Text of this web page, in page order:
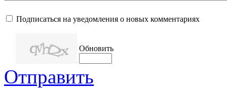
Подписаться на уведомления о новых комментариях
Обновить
Отправить